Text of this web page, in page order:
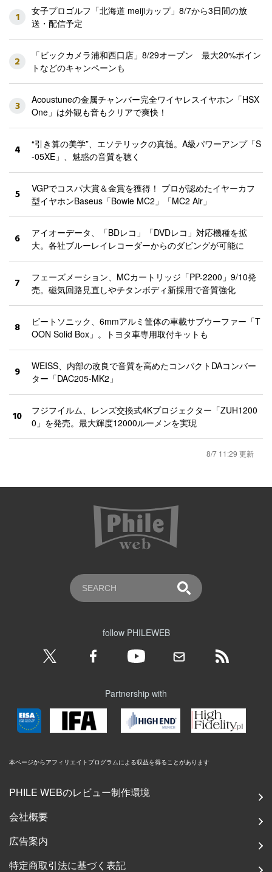
1
女子プロゴルフ「北海道 meijiカップ」8/7から3日間の放
送・配信予定
2
「ビックカメラ浦和西口店」8/29オープン 最大20%ポイン
トなどのキャンペーンも
3
Acoustuneの金属チャンバー完全ワイヤレスイヤホン「HSX
One」は外観も音もクリアで爽快！
4
“引き算の美学”、エソテリックの真髄。A級パワーアンプ「S
-05XE」、魅惑の音質を聴く
5
VGPでコスパ大賞＆金賞を獲得！ プロが認めたイヤーカフ
型イヤホンBaseus「Bowie MC2」「MC2 Air」
6
アイオーデータ、「BDレコ」「DVDレコ」対応機種を拡
大。各社ブルーレイレコーダーからのダビングが可能に
7
フェーズメーション、MCカートリッジ「PP-2200」9/10発
売。磁気回路見直しやチタンボディ新採用で音質強化
8
ビートソニック、6mmアルミ筐体の車載サブウーファー「T
OON Solid Box」。トヨタ車専用取付キットも
9
WEISS、内部の改良で音質を高めたコンパクトDAコンバー
ター「DAC205-MK2」
10
フジフイルム、レンズ交換式4Kプロジェクター「ZUH1200
0」を発売。最大輝度12000ルーメンを実現
8/7 11:29 更新
follow PHILEWEB
Partnership with
本ページからアフィリエイトプログラムによる収益を得ることがあります
PHILE WEBのレビュー制作環境
会社概要
広告案内
特定商取引法に基づく表記